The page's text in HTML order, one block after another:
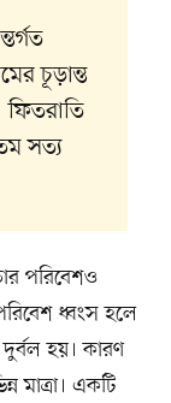
চূড়ান্ত
সত্য
পরিবেশও
ধ্বংস হলে
হয়। কারণ
মাত্রা। একটি